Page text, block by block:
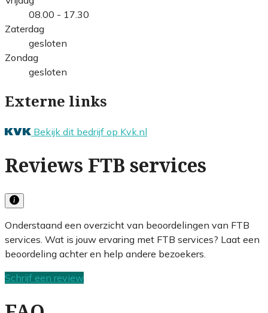
08.00 - 17.30
Zaterdag
gesloten
Zondag
gesloten
Externe links
Bekijk dit bedrijf op Kvk.nl
Reviews FTB services
Onderstaand een overzicht van beoordelingen van FTB
services. Wat is jouw ervaring met FTB services? Laat een
beoordeling achter en help andere bezoekers.
Schrijf een review